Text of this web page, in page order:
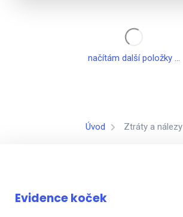
načítám další položky ...
Úvod Ztráty a nálezy
Evidence koček